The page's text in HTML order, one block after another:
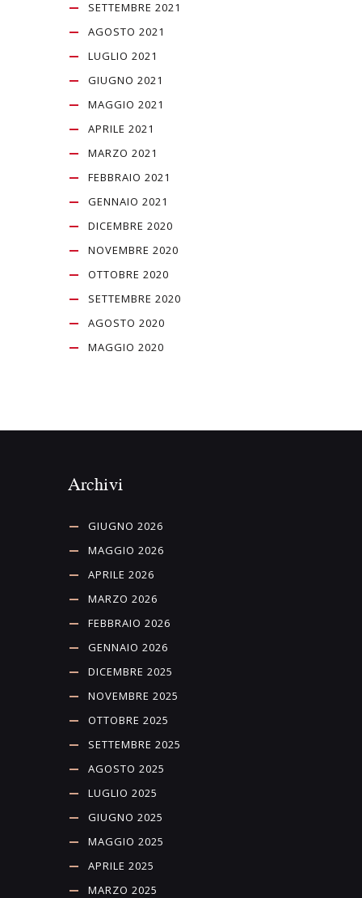
SETTEMBRE 2021
AGOSTO 2021
LUGLIO 2021
GIUGNO 2021
MAGGIO 2021
APRILE 2021
MARZO 2021
FEBBRAIO 2021
GENNAIO 2021
DICEMBRE 2020
NOVEMBRE 2020
OTTOBRE 2020
SETTEMBRE 2020
AGOSTO 2020
MAGGIO 2020
Archivi
GIUGNO 2026
MAGGIO 2026
APRILE 2026
MARZO 2026
FEBBRAIO 2026
GENNAIO 2026
DICEMBRE 2025
NOVEMBRE 2025
OTTOBRE 2025
SETTEMBRE 2025
AGOSTO 2025
LUGLIO 2025
GIUGNO 2025
MAGGIO 2025
APRILE 2025
MARZO 2025